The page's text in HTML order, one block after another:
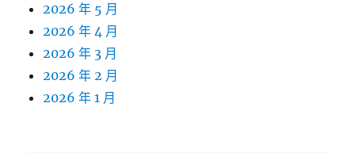
2026 年 5 月
2026 年 4 月
2026 年 3 月
2026 年 2 月
2026 年 1 月